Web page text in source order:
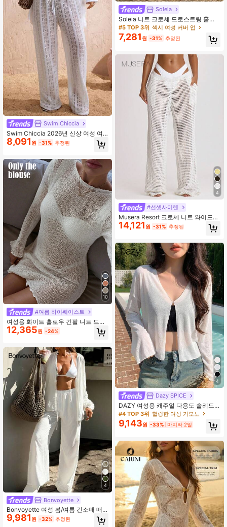
Swim Chiccia
Swim Chiccia 2026년 신상 여성 여
름 해변 휴가 우아한 화이트 특수 원단
드로스트링 커버업 팬츠
8,091 원 -31% 추정된
10
#여름 하이웨이스트
여성용 화이트 홀로우 긴팔 니트 드레
스, Y2K 캐주얼 루즈핏, 우아한 비치
휴가 스타일, 수영복 커버업, 파티 비
12,365원 -24%
4
Bonvoyette
Bonvoyette 여성 봄/여름 긴소매 매
듭 앞면 캐주얼 휴가 해변 커버업 세트
9,981 원 -32% 추정된
Soleia
Soleia 니트 크로셰 드로스트링 홀로
우 아웃 슬림핏 리본 반바지
#5 TOP 3위 섹시 여성 커버 업
7,281 원 -31% 추정된
4
#선셋사이렌
Musera Resort 크로셰 니트 와이드
레그 커버업 팬츠 수영 휴가 여름 여행
비치웨어 기본 헨도 웨딩 신부 총각 파
14,121 원 -31% 추정된
4
Dazy SPICE
DAZY 여성용 캐주얼 다용도 솔리드
컬러 기모노 커버업 여름 비치 아웃핏
#4 TOP 3위 헐렁한 여성 기모노
9,143원 -33% 마지막 2일